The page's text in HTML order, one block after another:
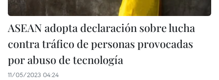
ASEAN adopta declaración sobre lucha
contra tráfico de personas provocadas
por abuso de tecnología
11/05/2023 04:24